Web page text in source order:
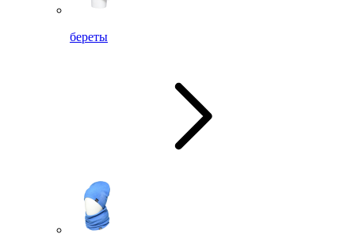
береты